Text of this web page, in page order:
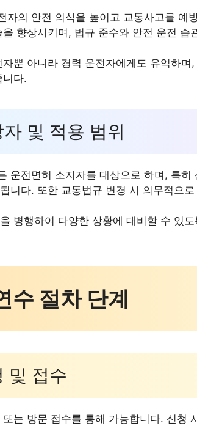
자의 안전 의식을 높이고 교통사고를 예
향상시키며, 법규 준수와 안전 운전 습
뿐 아니라 경력 운전자에게도 유익하
니다.
및 적용 범위
운전면허 소지자를 대상으로 하며, 특
니다. 또한 교통법규 변경 시 의무적으
병행하여 다양한 상황에 대비할 수 있
절차 단계
및 접수
는 방문 접수를 통해 가능합니다. 신청